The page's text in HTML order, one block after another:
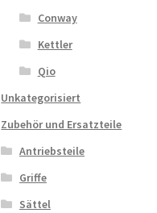
Conway
Kettler
Qio
Unkategorisiert
Zubehör und Ersatzteile
Antriebsteile
Griffe
Sättel